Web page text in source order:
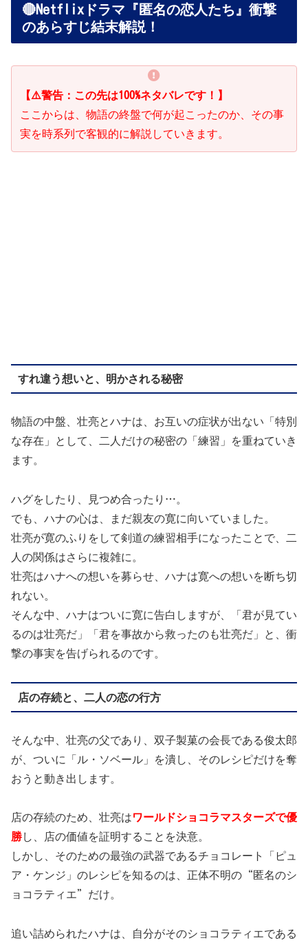
行方を導いていく“音楽が、もう一人の主人公”だった物
語だったんじゃないかな。映画やドラマにおいて、音楽っ
てすごく大事だよね。でも、この作品における音楽の役割
は、単なる背景や盛り上げ役じゃない。壮亮とハナ、二人
の不器用な心の動き、言葉にならない想いを、僕らにそっ
と教えてくれる、もう一人の語り部だったんだと思う。主
どまでに僕らの心に温かい余韻を残すのか。その秘密は、
間違いなく「音楽」...
🔴Netflixドラマ『匿名の恋人たち』衝撃
のあらすじ結末解説！
【⚠️警告：この先は100%ネタバレです！】
ここからは、物語の終盤で何が起こったのか、その事
実を時系列で客観的に解説していきます。
すれ違う想いと、明かされる秘密
物語の中盤、壮亮とハナは、お互いの症状が出ない「特別
な存在」として、二人だけの秘密の「練習」を重ねていき
ます。
ハグをしたり、見つめ合ったり…。
でも、ハナの心は、まだ親友の寛に向いていました。
壮亮が寛のふりをして剣道の練習相手になったことで、二
人の関係はさらに複雑に。
壮亮はハナへの想いを募らせ、ハナは寛への想いを断ち切
れない。
そんな中、ハナはついに寛に告白しますが、「君が見てい
るのは壮亮だ」「君を事故から救ったのも壮亮だ」と、衝
撃の事実を告げられるのです。
店の存続と、二人の恋の行方
そんな中、壮亮の父であり、双子製菓の会長である俊太郎
が、ついに「ル・ソベール」を潰し、そのレシピだけを奪
おうと動き出します。
店の存続のため、壮亮はワールドショコラマスターズで優
勝し、店の価値を証明することを決意。
しかし、そのための最強の武器であるチョコレート「ピュ
ア・ケンジ」のレシピを知るのは、正体不明の“匿名のシ
ョコラティエ”だけ。
追い詰められたハナは、自分がそのショコラティエである